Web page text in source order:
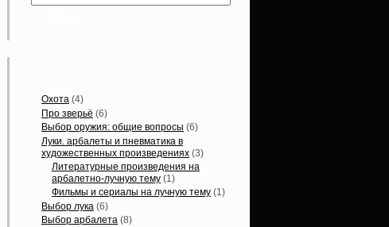
Охота (4)
Про зверьё (6)
Выбор оружия: общие вопросы (6)
Луки. арбалеты и пневматика в
художественных произведениях (3)
Литературные произведения на
арбалетно-лучную тему (1)
Фильмы и сериалы на лучную тему (1)
Выбор лука (6)
Выбор арбалета (8)